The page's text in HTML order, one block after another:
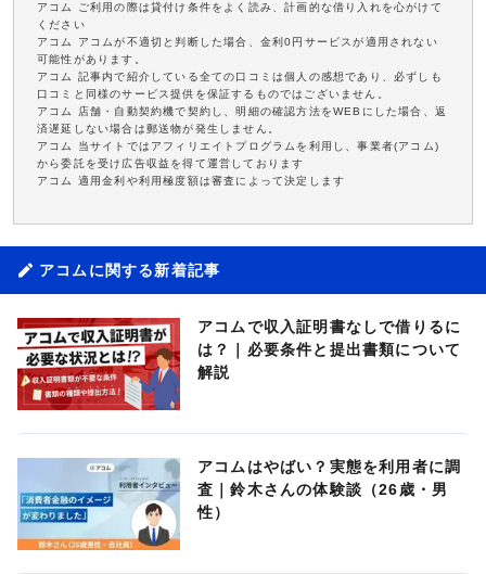
アコム ご利用の際は貸付け条件をよく読み、計画的な借り入れを心がけて
ください
アコム アコムが不適切と判断した場合、金利0円サービスが適用されない
可能性があります。
アコム 記事内で紹介している全ての口コミは個人の感想であり、必ずしも
口コミと同様のサービス提供を保証するものではございません。
アコム 店舗・自動契約機で契約し、明細の確認方法をWEBにした場合、返
済遅延しない場合は郵送物が発生しません。
アコム 当サイトではアフィリエイトプログラムを利用し、事業者(アコム)
から委託を受け広告収益を得て運営しております
アコム 適用金利や利用極度額は審査によって決定します
アコムに関する新着記事
アコムで収入証明書なしで借りるに
は？｜必要条件と提出書類について
解説
アコムはやばい？実態を利用者に調
査｜鈴木さんの体験談（26歳・男
性）